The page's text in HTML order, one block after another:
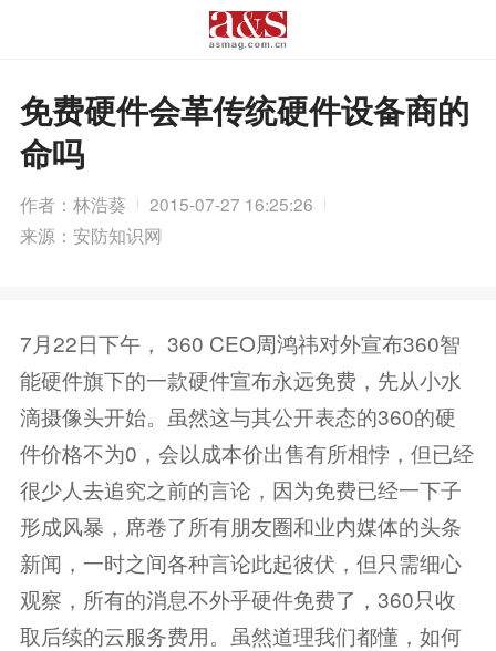
免费硬件会革传统硬件设备商的
命吗
作者：林浩葵
2015-07-27 16:25:26
来源：安防知识网
7月22日下午， 360 CEO周鸿祎对外宣布360智
能硬件旗下的一款硬件宣布永远免费，先从小水
滴摄像头开始。虽然这与其公开表态的360的硬
件价格不为0，会以成本价出售有所相悖，但已经
很少人去追究之前的言论，因为免费已经一下子
形成风暴，席卷了所有朋友圈和业内媒体的头条
新闻，一时之间各种言论此起彼伏，但只需细心
观察，所有的消息不外乎硬件免费了，360只收
取后续的云服务费用。虽然道理我们都懂，如何